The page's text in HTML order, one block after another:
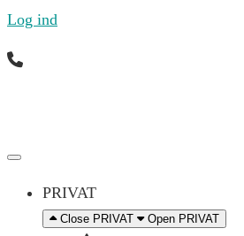
Log ind
PRIVAT
Close PRIVAT Open PRIVAT